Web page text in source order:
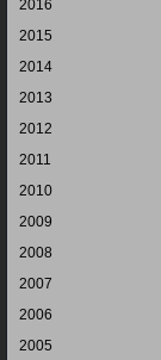
2016
2015
2014
2013
2012
2011
2010
2009
2008
2007
2006
2005